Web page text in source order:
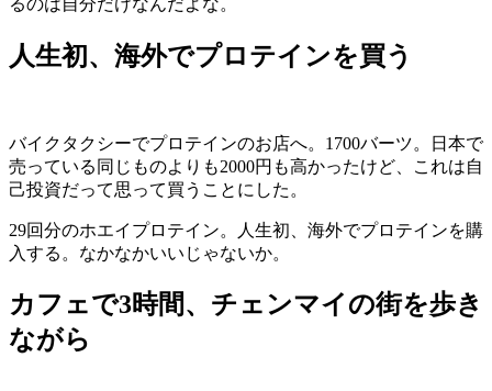
人生初、海外でプロテインを買う
バイクタクシーでプロテインのお店へ。1700バーツ。日本で
売っている同じものよりも2000円も高かったけど、これは自
己投資だって思って買うことにした。
29回分のホエイプロテイン。人生初、海外でプロテインを購
入する。なかなかいいじゃないか。
カフェで3時間、チェンマイの街を歩き
ながら